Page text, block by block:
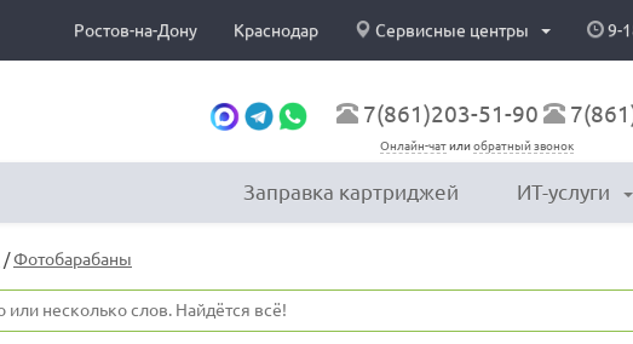
Ростов-на-Дону Краснодар Сервисные центры 9-
7(861)203-51-90
Онлайн-чатилиобратный звонок
Заправка картриджей ИТ-услуги
/Фотобарабаны